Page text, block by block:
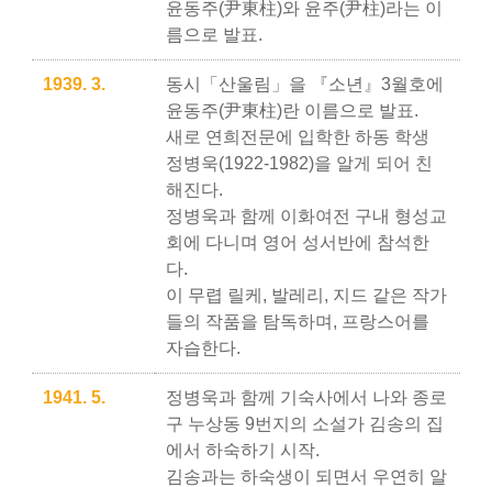
윤동주(尹東柱)와 윤주(尹柱)라는 이
름으로 발표.
1939. 3.
동시「산울림」을 『소년』3월호에
윤동주(尹東柱)란 이름으로 발표.
새로 연희전문에 입학한 하동 학생
정병욱(1922-1982)을 알게 되어 친
해진다.
정병욱과 함께 이화여전 구내 형성교
회에 다니며 영어 성서반에 참석한
다.
이 무렵 릴케, 발레리, 지드 같은 작가
들의 작품을 탐독하며, 프랑스어를
자습한다.
1941. 5.
정병욱과 함께 기숙사에서 나와 종로
구 누상동 9번지의 소설가 김송의 집
에서 하숙하기 시작.
김송과는 하숙생이 되면서 우연히 알